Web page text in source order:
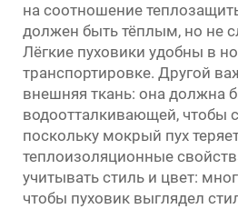
на соотношение
должен быть тёплым, но не
Лёгкие пуховики удобны в
транспортировке. Другой
внешняя ткань: она должна
водоотталкивающей, чтобы
поскольку мокрый пух
теплоизоляционные
учитывать стиль и цвет:
чтобы пуховик выглядел